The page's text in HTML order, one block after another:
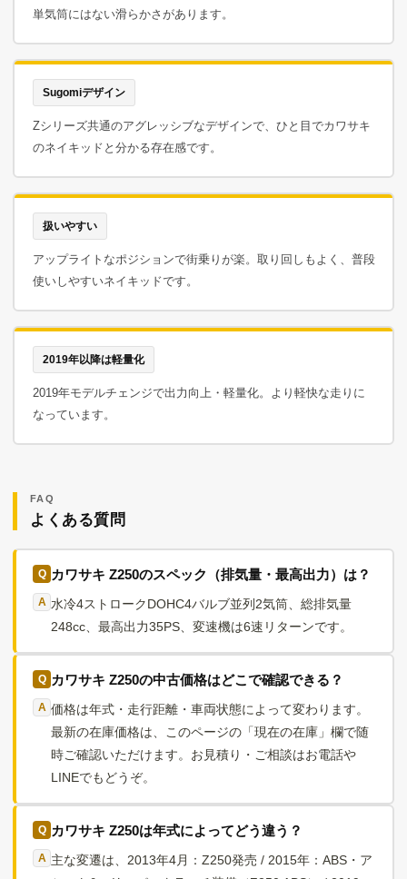
単気筒にはない滑らかさがあります。
Sugomiデザイン
Zシリーズ共通のアグレッシブなデザインで、ひと目でカワサキ
のネイキッドと分かる存在感です。
扱いやすい
アップライトなポジションで街乗りが楽。取り回しもよく、普段
使いしやすいネイキッドです。
2019年以降は軽量化
2019年モデルチェンジで出力向上・軽量化。より軽快な走りに
なっています。
FAQ
よくある質問
カワサキ Z250のスペック（排気量・最高出力）は？
水冷4ストロークDOHC4バルブ並列2気筒、総排気量
248cc、最高出力35PS、変速機は6速リターンです。
カワサキ Z250の中古価格はどこで確認できる？
価格は年式・走行距離・車両状態によって変わります。
最新の在庫価格は、このページの「現在の在庫」欄で随
時ご確認いただけます。お見積り・ご相談はお電話や
LINEでもどうぞ。
カワサキ Z250は年式によってどう違う？
主な変遷は、2013年4月：Z250発売 / 2015年：ABS・ア